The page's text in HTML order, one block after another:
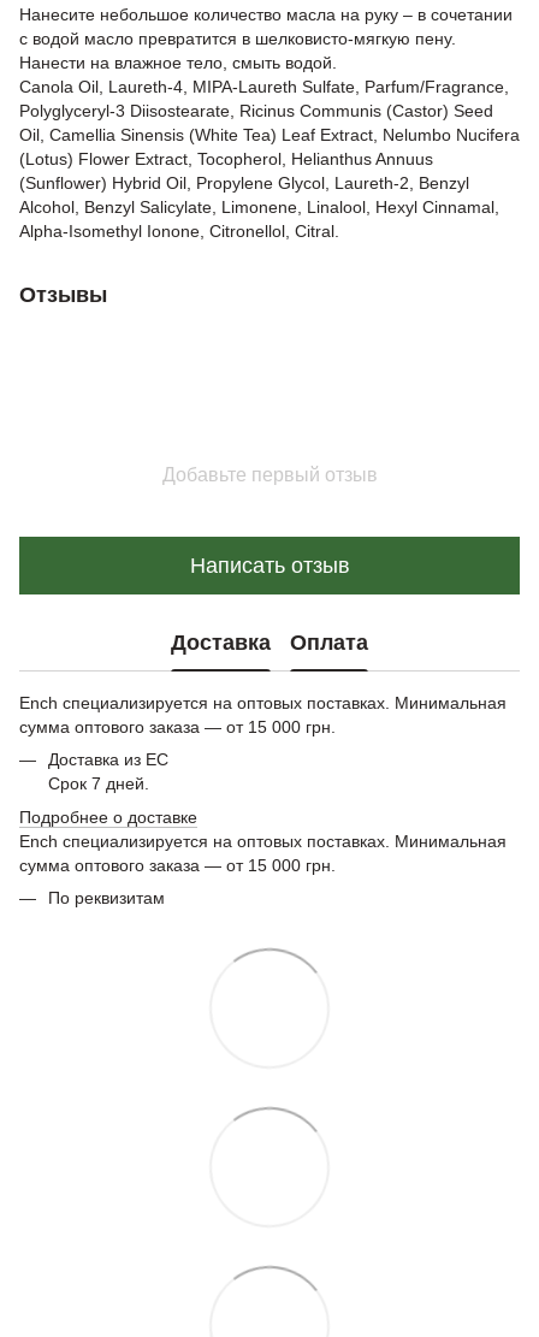
Нанесите небольшое количество масла на руку – в сочетании
с водой масло превратится в шелковисто-мягкую пену.
Нанести на влажное тело, смыть водой.
Canola Oil, Laureth-4, MIPA-Laureth Sulfate, Parfum/Fragrance,
Polyglyceryl-3 Diisostearate, Ricinus Communis (Castor) Seed
Oil, Camellia Sinensis (White Tea) Leaf Extract, Nelumbo Nucifera
(Lotus) Flower Extract, Tocopherol, Helianthus Annuus
(Sunflower) Hybrid Oil, Propylene Glycol, Laureth-2, Benzyl
Alcohol, Benzyl Salicylate, Limonene, Linalool, Hexyl Cinnamal,
Alpha-Isomethyl Ionone, Citronellol, Citral.
Отзывы
Добавьте первый отзыв
Написать отзыв
Доставка Оплата
Ench специализируется на оптовых поставках. Минимальная
сумма оптового заказа — от 15 000 грн.
Доставка из ЕС
Срок 7 дней.
Подробнее о доставке
Ench специализируется на оптовых поставках. Минимальная
сумма оптового заказа — от 15 000 грн.
По реквизитам